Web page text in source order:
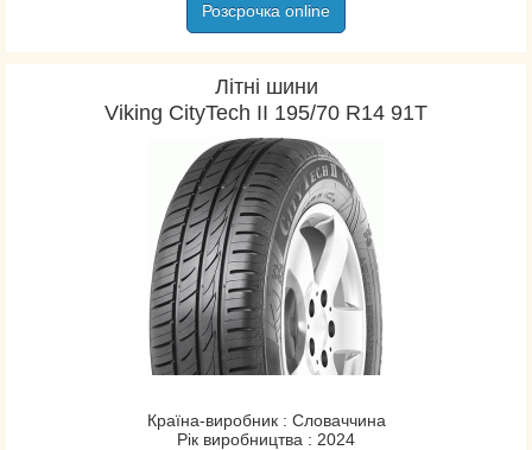
Розсрочка online
Літні шини
Viking CityTech II 195/70 R14 91T
Країна-виробник : Словаччина
Рік виробництва : 2024